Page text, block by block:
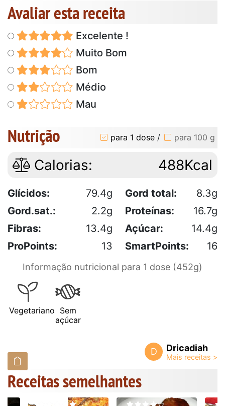
Avaliar esta receita
Excelente !
Muito Bom
Bom
Médio
Mau
Nutrição para 1 dose / para 100 g
Calorias: 488Kcal
Glícidos: 79.4g Gord total:
8.3g
Gord.sat.:
2.2g Proteínas:
16.7g
Fibras:
13.4g Açúcar:
14.4g
ProPoints:
13 SmartPoints: 16
Informação nutricional para 1 dose (452g)
Vegetariano Sem
açúcar
D Dricadiah
Receitas semelhantes